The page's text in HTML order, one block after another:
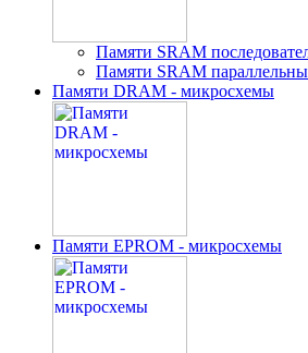
Памяти SRAM
Памяти SRAM
Памяти DRAM - микросхемы
Памяти EPROM - микросхемы